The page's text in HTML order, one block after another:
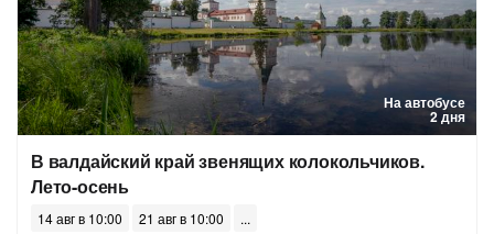
На автобусе
2 дня
В валдайский край звенящих колокольчиков.
Лето-осень
14 авг в 10:00
21 авг в 10:00